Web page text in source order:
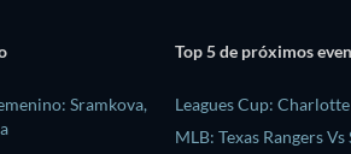
Sramkova,
Top 5 de próximos
Leagues Cup:
MLB: Texas Rangers